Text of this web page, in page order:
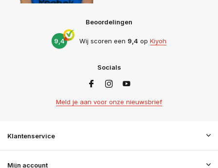
Beoordelingen
9,4 Wij scoren een 9,4 op Kiyoh
Socials
Meld je aan voor onze nieuwsbrief
Klantenservice
Mijn account